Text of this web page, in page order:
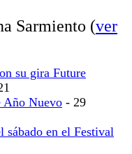
Sarmiento (ver
su gira Future
Año Nuevo - 29
en el Festival